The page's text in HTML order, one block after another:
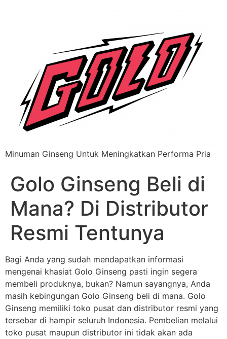
Minuman Ginseng Untuk Meningkatkan Performa Pria
Golo Ginseng Beli di
Mana? Di Distributor
Resmi Tentunya
Bagi Anda yang sudah mendapatkan informasi
mengenai khasiat Golo Ginseng pasti ingin segera
membeli produknya, bukan? Namun sayangnya, Anda
masih kebingungan Golo Ginseng beli di mana. Golo
Ginseng memiliki toko pusat dan distributor resmi yang
tersebar di hampir seluruh Indonesia. Pembelian melalui
toko pusat maupun distributor ini tidak akan ada